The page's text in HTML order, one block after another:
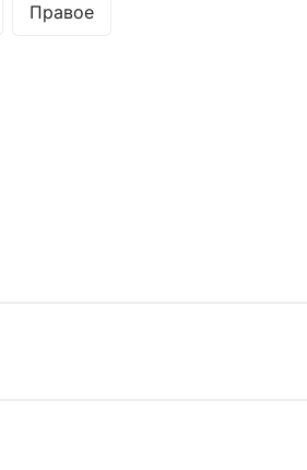
Правое